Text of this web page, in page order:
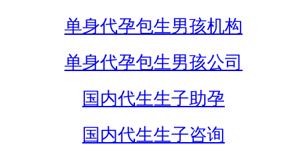
单身代孕包生男孩机构
单身代孕包生男孩公司
国内代生生子助孕
国内代生生子咨询